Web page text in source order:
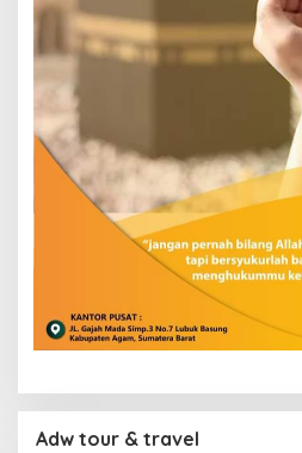
Adw tour & travel